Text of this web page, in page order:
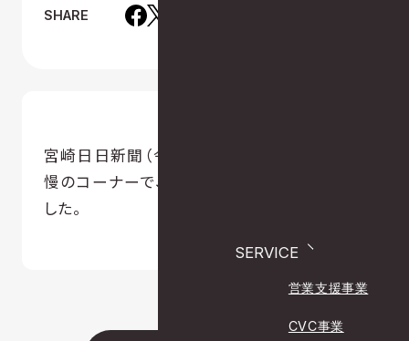
SERVICE
営業支援事業
CVC事業
SHARE
宮崎日日新聞（令和2年6月8日号）わが社自
慢のコーナーで、鮭制度の記事が掲載されま
した。